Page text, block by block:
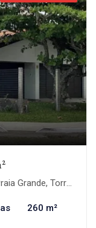
Torres-RS
260 m²